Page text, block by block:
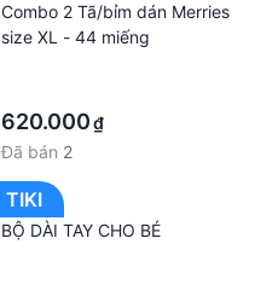
Combo 2 Tã/bỉm dán Merries
size XL - 44 miếng
620.000₫
Đã bán 2
TIKI
BỘ DÀI TAY CHO BÉ